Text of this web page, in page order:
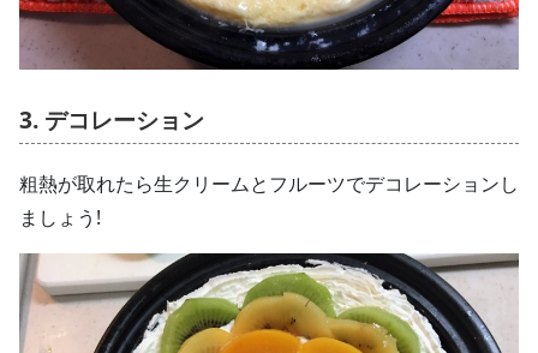
3. デコレーション
粗熱が取れたら生クリームとフルーツでデコレーションし
ましょう!